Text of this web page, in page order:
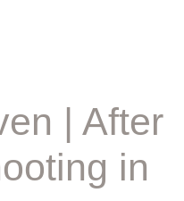
| After
in